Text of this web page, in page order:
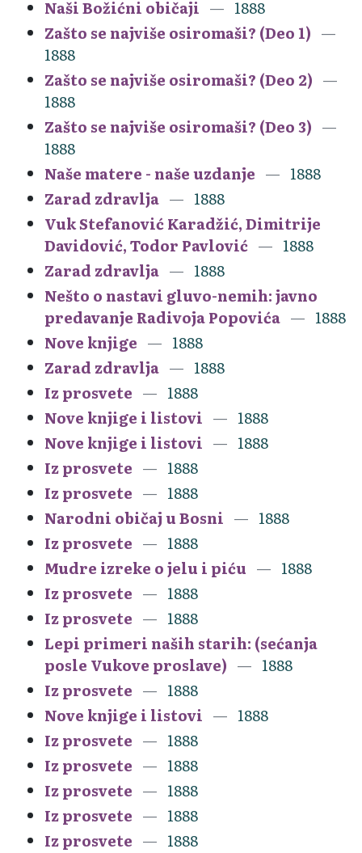
Naši Božićni običaji
1888
Zašto se najviše osiromaši? (Deo 1)
1888
Zašto se najviše osiromaši? (Deo 2)
1888
Zašto se najviše osiromaši? (Deo 3)
1888
Naše matere - naše uzdanje
1888
Zarad zdravlja
1888
Vuk Stefanović Karadžić, Dimitrije
Davidović, Todor Pavlović
1888
Zarad zdravlja
1888
Nešto o nastavi gluvo-nemih: javno
predavanje Radivoja Popovića
1888
Nove knjige
1888
Zarad zdravlja
1888
Iz prosvete
1888
Nove knjige i listovi
1888
Nove knjige i listovi
1888
Iz prosvete
1888
Iz prosvete
1888
Narodni običaj u Bosni
1888
Iz prosvete
1888
Mudre izreke o jelu i piću
1888
Iz prosvete
1888
Iz prosvete
1888
Lepi primeri naših starih: (sećanja
posle Vukove proslave)
1888
Iz prosvete
1888
Nove knjige i listovi
1888
Iz prosvete
1888
Iz prosvete
1888
Iz prosvete
1888
Iz prosvete
1888
Iz prosvete
1888